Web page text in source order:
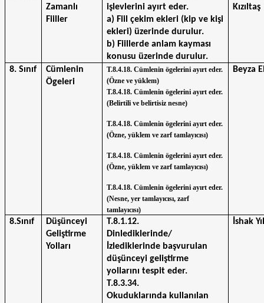
Zamanlı
Fiiller
işlevlerini ayırt eder.
a) Fiil çekim ekleri (kip ve kişi
ekleri) üzerinde durulur.
b) Fiillerde anlam kayması
konusu üzerinde durulur.
Kızıltaş
8. Sınıf
Cümlenin
Ögeleri
T.8.4.18. Cümlenin ögelerini ayırt eder.
(Özne ve yüklem)
T.8.4.18. Cümlenin ögelerini ayırt eder.
(Belirtili ve belirtisiz nesne)
T.8.4.18. Cümlenin ögelerini ayırt eder.
(Özne, yüklem ve zarf tamlayıcısı)
T.8.4.18. Cümlenin ögelerini ayırt eder.
(Özne, yüklem ve zarf tamlayıcısı)
T.8.4.18. Cümlenin ögelerini ayırt eder.
(Nesne, yer tamlayıcısı, zarf
tamlayıcısı)
Beyza
8.Sınıf
Düşünceyi
Geliştirme
Yolları
T.8.1.12.
Dinlediklerinde/
İzlediklerinde başvurulan
düşünceyi geliştirme
yollarını tespit eder.
T.8.3.34.
Okuduklarında kullanılan
İshak